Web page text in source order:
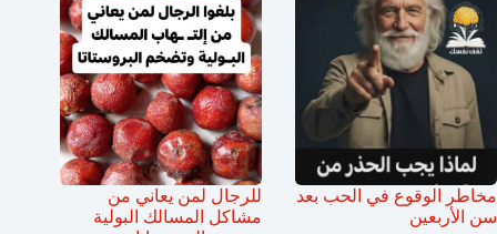
مخاطر الوقوع في الحب بعد
سن الأربعين
للرجال لمن يعاني من
مشاكل المسالك البولية